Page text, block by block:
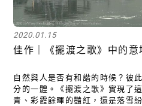
2020.01.15
佳作｜《擺渡之歌》中的意
自然與人是否有和諧的時候？彼
分的一體。《擺渡之歌》實現了
青、彩霞餘暉的豔紅，還是落雪